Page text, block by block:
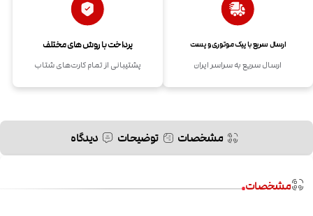
ارسال سریع با پیک موتوری و پست
ارسال سریع به سراسر ایران
پرداخت با روش های مختلف
پشتیبانی از تمام کارت‌های شتاب
مشخصات توضیحات دیدگاه
مشخصات